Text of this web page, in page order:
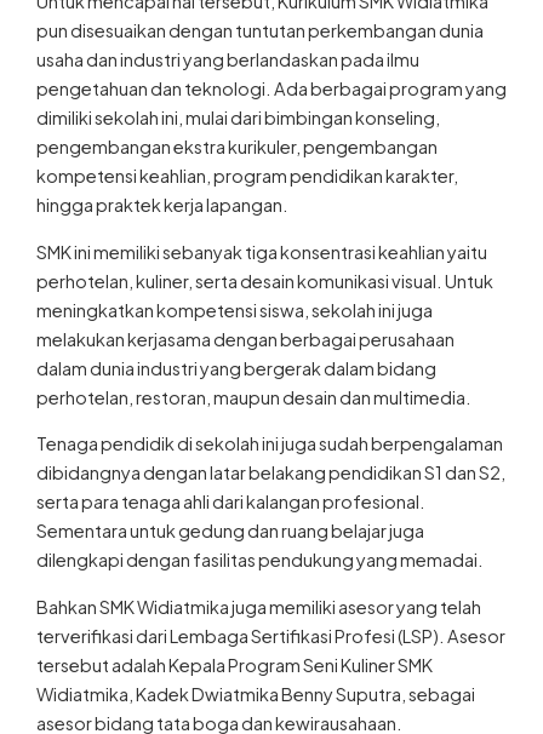
pun disesuaikan dengan tuntutan perkembangan dunia
usaha dan industri yang berlandaskan pada ilmu
pengetahuan dan teknologi. Ada berbagai program yang
dimiliki sekolah ini, mulai dari bimbingan konseling,
pengembangan ekstra kurikuler, pengembangan
kompetensi keahlian, program pendidikan karakter,
hingga praktek kerja lapangan.
perhotelan, kuliner, serta desain komunikasi visual. Untuk
meningkatkan kompetensi siswa, sekolah ini juga
melakukan kerjasama dengan berbagai perusahaan
dalam dunia industri yang bergerak dalam bidang
perhotelan, restoran, maupun desain dan multimedia.
dibidangnya dengan latar belakang pendidikan S1 dan S2,
serta para tenaga ahli dari kalangan profesional.
Sementara untuk gedung dan ruang belajar juga
dilengkapi dengan fasilitas pendukung yang memadai.
terverifikasi dari Lembaga Sertifikasi Profesi (LSP). Asesor
tersebut adalah Kepala Program Seni Kuliner SMK
Widiatmika, Kadek Dwiatmika Benny Suputra, sebagai
asesor bidang tata boga dan kewirausahaan.